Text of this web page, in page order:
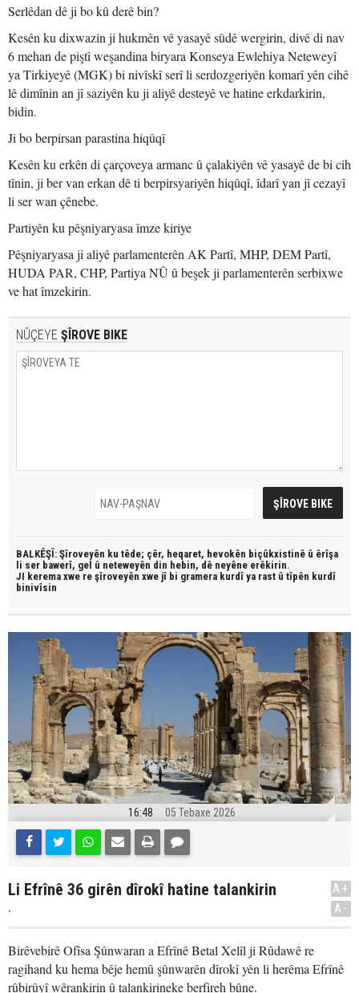
Serlêdan dê ji bo kû derê bin?
Kesên ku dixwazin ji hukmên vê yasayê sûdê wergirin, divê di nav
6 mehan de piştî weşandina biryara Konseya Ewlehiya Neteweyî
ya Tirkiyeyê (MGK) bi nivîskî serî li serdozgeriyên komarî yên cihê
lê dimînin an jî saziyên ku ji aliyê desteyê ve hatine erkdarkirin,
bidin.
Ji bo berpirsan parastina hiqûqî
Kesên ku erkên di çarçoveya armanc û çalakiyên vê yasayê de bi cih
tînin, ji ber van erkan dê ti berpirsyariyên hiqûqî, îdarî yan jî cezayî
li ser wan çênebe.
Partiyên ku pêşniyaryasa îmze kiriye
Pêşniyaryasa ji aliyê parlamenterên AK Partî, MHP, DEM Partî,
HUDA PAR, CHP, Partiya NÛ û beşek ji parlamenterên serbixwe
ve hat îmzekirin.
NÛÇEYE ŞÎROVE BIKE
BALKÊŞÎ: Şîroveyên ku têde; çêr, heqaret, hevokên biçûkxistinê û êrîşa
li ser bawerî, gel û neteweyên din hebin, dê neyêne erêkirin.
JI kerema xwe re şîroveyên xwe jî bi gramera kurdî ya rast û tîpên kurdî
binivîsin
16:48 05 Tebaxe 2026
Li Efrînê 36 girên dîrokî hatine talankirin
.
A+
A-
Birêvebirê Ofîsa Şûnwaran a Efrînê Betal Xelîl ji Rûdawê re
ragihand ku hema bêje hemû şûnwarên dîrokî yên li herêma Efrînê
rûbirûyî wêrankirin û talankirineke berfireh bûne.